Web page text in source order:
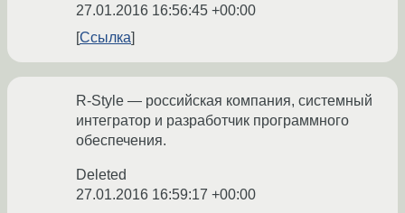
27.01.2016 16:56:45 +00:00
Ссылка
R-Style — российская компания, системный
интегратор и разработчик программного
обеспечения.
Deleted
27.01.2016 16:59:17 +00:00